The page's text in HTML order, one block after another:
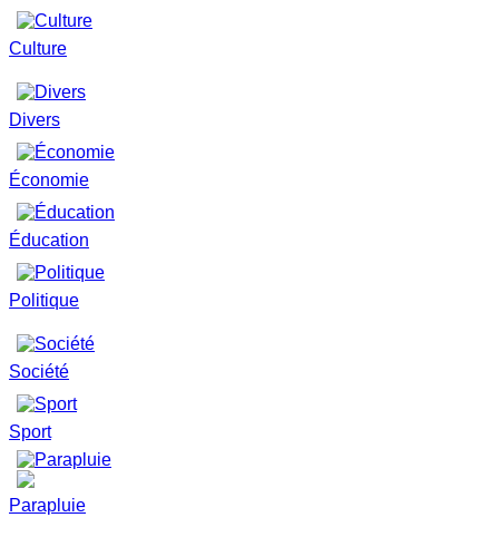
Culture
Divers
Économie
Éducation
Politique
Société
Sport
Parapluie